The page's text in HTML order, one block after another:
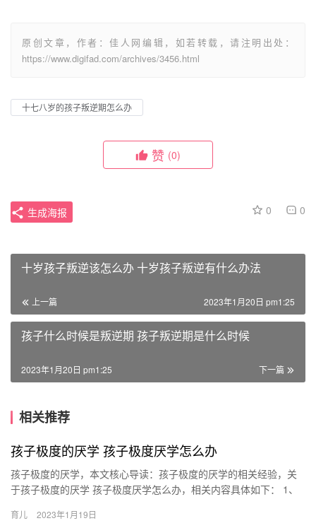
原创文章，作者：佳人网编辑，如若转载，请注明出处：
https://www.digifad.com/archives/3456.html
十七八岁的孩子叛逆期怎么办
赞 (0)
0 0
生成海报
十岁孩子叛逆该怎么办 十岁孩子叛逆有什么办法
上一篇 2023年1月20日 pm1:25
孩子什么时候是叛逆期 孩子叛逆期是什么时候
下一篇
2023年1月20日 pm1:25
相关推荐
孩子极度的厌学 孩子极度厌学怎么办
孩子极度的厌学，本文核心导读：孩子极度的厌学的相关经验，关
于孩子极度的厌学 孩子极度厌学怎么办，相关内容具体如下： 1、
度…
育儿 2023年1月19日